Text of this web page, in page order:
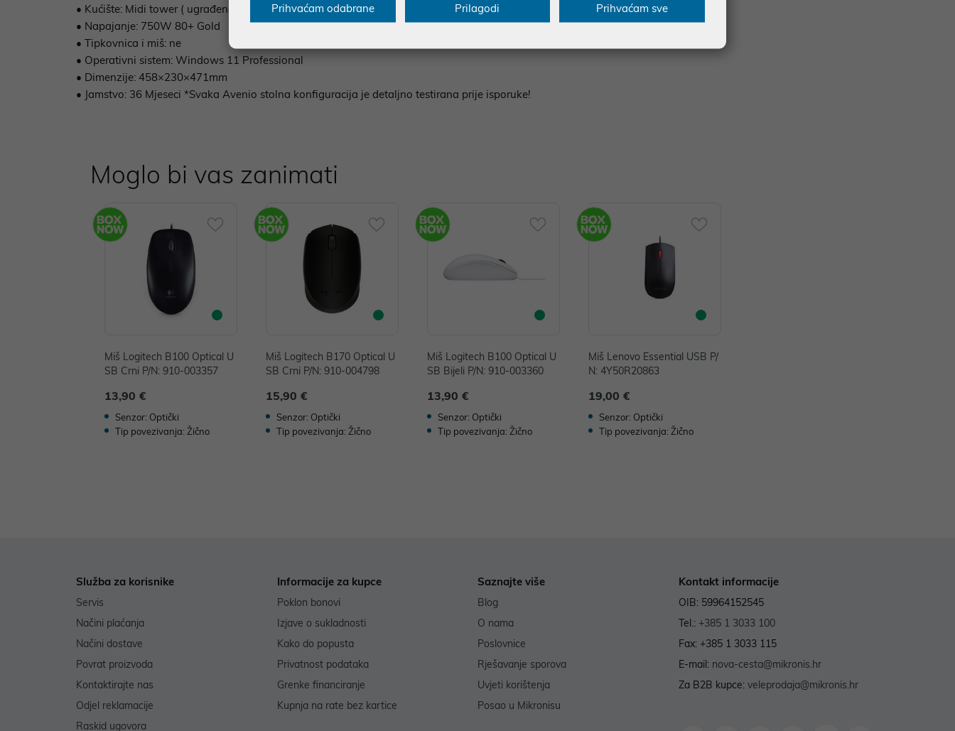
• Kućište: Midi tower ( ugrađena 3 x 140mm ventilatora )
• Napajanje: 750W 80+ Gold
• Tipkovnica i miš: ne
• Operativni sistem: Windows 11 Professional
• Dimenzije: 458×230×471mm
• Jamstvo: 36 Mjeseci *Svaka Avenio stolna konfiguracija je detaljno testirana prije isporuke!
Moglo bi vas zanimati
Miš Logitech B100 Optical U
SB Crni P/N: 910-003357
13,90 €
Senzor: Optički
Tip povezivanja: Žično
Miš Logitech B170 Optical U
SB Crni P/N: 910-004798
15,90 €
Senzor: Optički
Tip povezivanja: Žično
Miš Logitech B100 Optical U
SB Bijeli P/N: 910-003360
13,90 €
Senzor: Optički
Tip povezivanja: Žično
Miš Lenovo Essential USB P/
N: 4Y50R20863
19,00 €
Senzor: Optički
Tip povezivanja: Žično
Služba za korisnike
Servis
Načini plaćanja
Načini dostave
Povrat proizvoda
Kontaktirajte nas
Odjel reklamacije
Raskid ugovora
Informacije za kupce
Poklon bonovi
Izjave o sukladnosti
Kako do popusta
Privatnost podataka
Grenke financiranje
Kupnja na rate bez kartice
Saznajte više
Blog
O nama
Poslovnice
Rješavanje sporova
Uvjeti korištenja
Posao u Mikronisu
Kontakt informacije
OIB: 59964152545
Tel.: +385 1 3033 100
Fax: +385 1 3033 115
E-mail: nova-cesta@mikronis.hr
Za B2B kupce: veleprodaja@mikronis.hr
Prihvaćam odabrane Prilagodi Prihvaćam sve